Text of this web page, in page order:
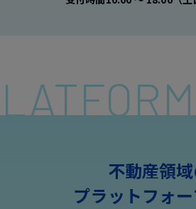
不動産領
プラットフォ